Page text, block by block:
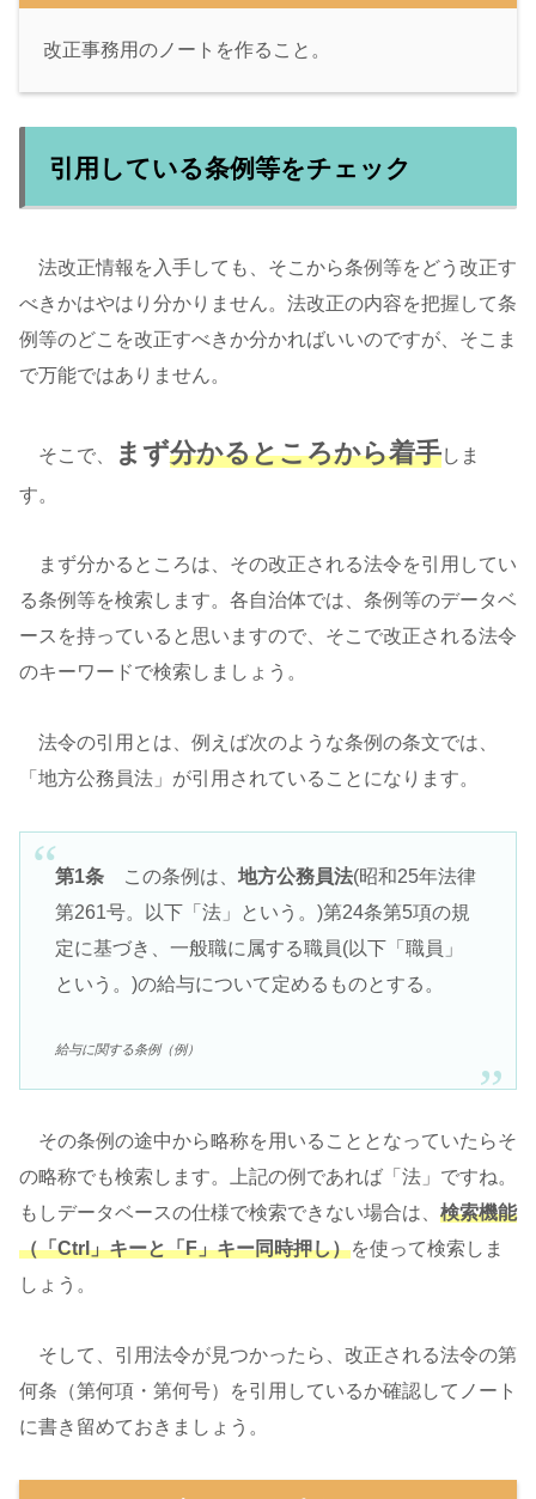
改正事務用のノートを作ること。
引用している条例等をチェック
法改正情報を入手しても、そこから条例等をどう改正す
べきかはやはり分かりません。法改正の内容を把握して条
例等のどこを改正すべきか分かればいいのですが、そこま
で万能ではありません。
そこで、 まず分かるところから着手しま
す。
まず分かるところは、その改正される法令を引用してい
る条例等を検索します。各自治体では、条例等のデータベ
ースを持っていると思いますので、そこで改正される法令
のキーワードで検索しましょう。
法令の引用とは、例えば次のような条例の条文では、
「地方公務員法」が引用されていることになります。
第1条この条例は、 地方公務員法(昭和25年法律
第261号。以下「法」という。)第24条第5項の規
定に基づき、一般職に属する職員(以下「職員」
という。)の給与について定めるものとする。
給与に関する条例（例）
その条例の途中から略称を用いることとなっていたらそ
の略称でも検索します。上記の例であれば「法」ですね。
もしデータベースの仕様で検索できない場合は、 検索機能
（「Ctrl」キーと「F」キー同時押し）を使って検索しま
しょう。
そして、引用法令が見つかったら、改正される法令の第
何条（第何項・第何号）を引用しているか確認してノート
に書き留めておきましょう。